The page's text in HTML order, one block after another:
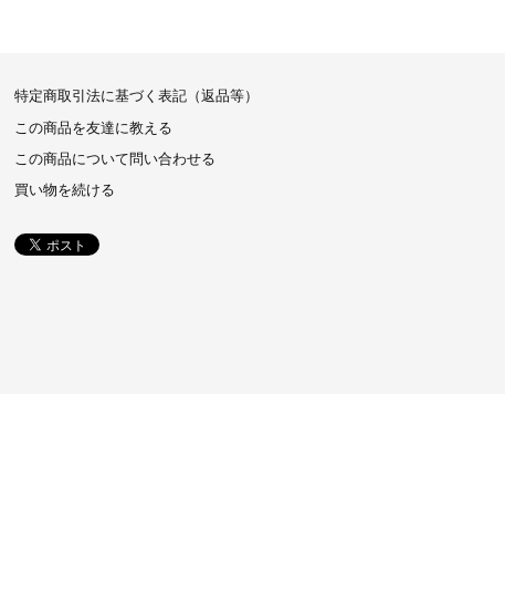
特定商取引法に基づく表記（返品等）
この商品を友達に教える
この商品について問い合わせる
買い物を続ける